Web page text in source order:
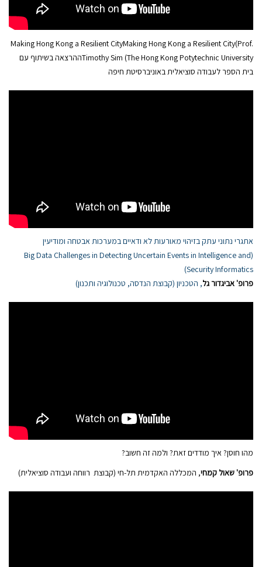
Making Hong Kong a Resilient CityMaking Hong Kong a Resilient City(Prof.
Timothy Sim (The Hong Kong Potytechnic Universityההרצאה בשיתוף עם
בית הספר לעבודה סוציאלית באוניברסיטת חיפה
אתגרי נתוני עתק בזיהוי מאורעות לא ודאיים במערכות אבטחה ומודיעין
(Big Data Challenges in Detecting Uncertain Events in Intelligence and
Security Informatics)
פרופ' אביגדור גל, הטכניון (קבוצת הנדסה, טכנולוגיה ותכנון)
מהו חוסן? איך מודדים זאת? ולמה זה חשוב?
פרופ' שאול קמחי, המכללה האקדמית תל-חי (קבוצת רווחה ועבודה סוציאלית)